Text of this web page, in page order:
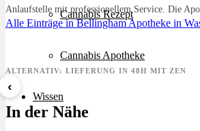
Cannabis Rezept
Cannabis Apotheke
Wissen
Anlaufstelle mit professionellem Service. Die
Alle Einträge in BellinghamApotheke in
ALTERNATIV: LIEFERUNG IN 48H MIT ZEN
‹
8 Ball Kush
ab 7,29 €/g
In der Nähe